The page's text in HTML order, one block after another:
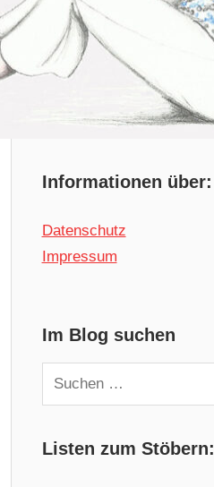
Informationen über:
Datenschutz
Impressum
Im Blog suchen
Suchen
nach:
Listen zum Stöbern: